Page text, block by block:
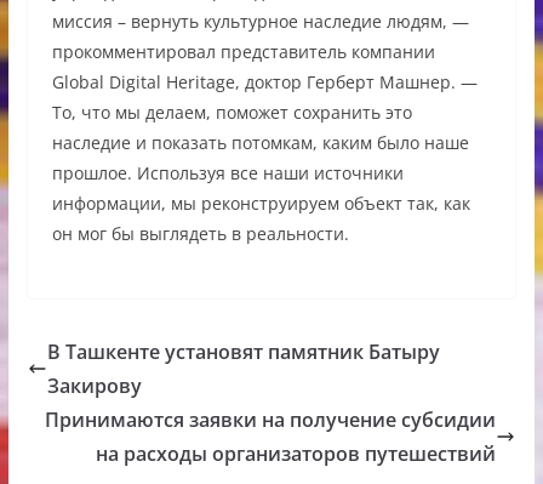
миссия – вернуть культурное наследие людям, —
прокомментировал представитель компании
Global Digital Heritage, доктор Герберт Машнер. —
То, что мы делаем, поможет сохранить это
наследие и показать потомкам, каким было наше
прошлое. Используя все наши источники
информации, мы реконструируем объект так, как
он мог бы выглядеть в реальности.
В Ташкенте установят памятник Батыру
Закирову
Принимаются заявки на получение субсидии
на расходы организаторов путешествий